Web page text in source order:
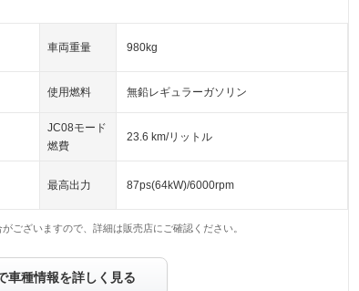
車両重量 980kg
使用燃料 無鉛レギュラーガソリン
JC08モード
燃費
23.6 km/リットル
最高出力 87ps(64kW)/6000rpm
ございますので、詳細は販売店にご確認ください。
車種情報を詳しく見る